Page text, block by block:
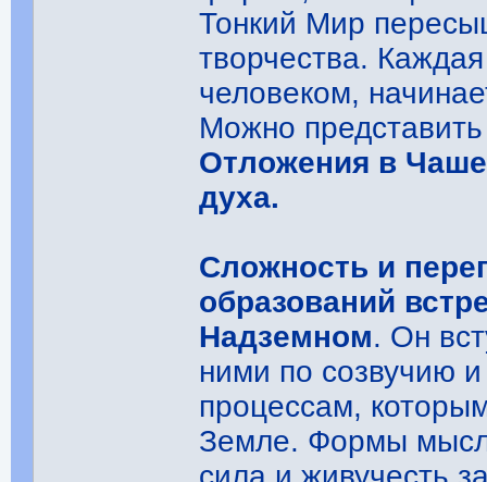
Тонкий Мир
творчества.
человеком,
Можно
Отложения в
духа.
Сложность и
образований
Надземном. Он
ними по созвучию
процессам,
Земле. Формы